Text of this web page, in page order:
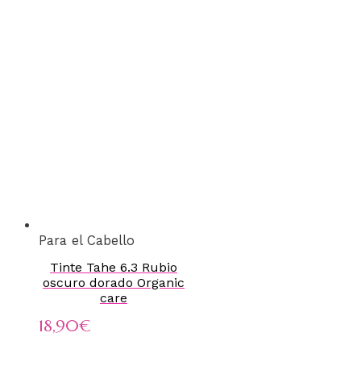
Para el Cabello
Tinte Tahe 6.3 Rubio
oscuro dorado Organic
care
18,90€